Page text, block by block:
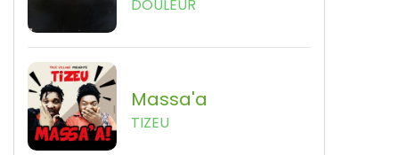
DOULEUR
Massa'a
TIZEU